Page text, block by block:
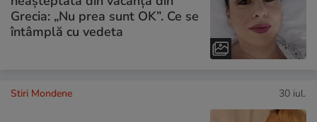
Grecia: „Nu prea sunt OK”. Ce se
întâmplă cu vedeta
Stiri Mondene 30 iul.